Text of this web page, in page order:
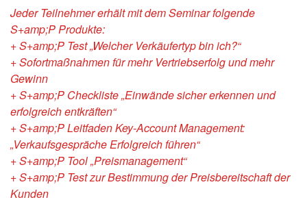
Jeder Teilnehmer erhält mit dem Seminar folgende
S+amp;P Produkte:
+ S+amp;P Test „Welcher Verkäufertyp bin ich?“
+ Sofortmaßnahmen für mehr Vertriebserfolg und mehr
Gewinn
+ S+amp;P Checkliste „Einwände sicher erkennen und
erfolgreich entkräften“
+ S+amp;P Leitfaden Key-Account Management:
„Verkaufsgespräche Erfolgreich führen“
+ S+amp;P Tool „Preismanagement“
+ S+amp;P Test zur Bestimmung der Preisbereitschaft der
Kunden